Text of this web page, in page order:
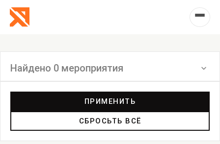
Найдено 0 мероприятия
ПРИМЕНИТЬ
СБРОСЬТЬ ВСЁ